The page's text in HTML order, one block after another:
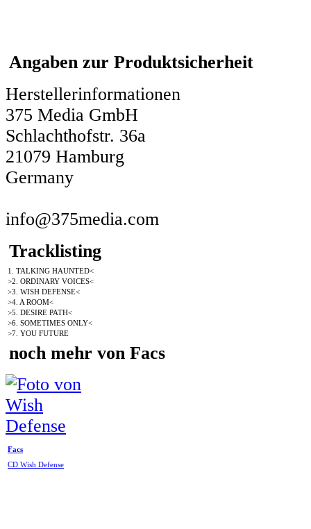
Angaben zur Produktsicherheit
Herstellerinformationen
375 Media GmbH
Schlachthofstr. 36a
21079 Hamburg
Germany
info@375media.com
Tracklisting
1. TALKING HAUNTED<
>2. ORDINARY VOICES<
>3. WISH DEFENSE<
>4. A ROOM<
>5. DESIRE PATH<
>6. SOMETIMES ONLY<
>7. YOU FUTURE
noch mehr von Facs
Facs
CD Wish Defense